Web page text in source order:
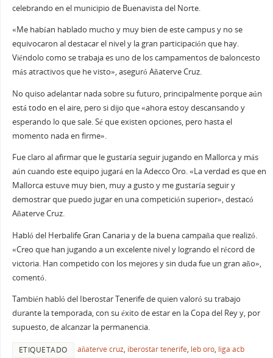
celebrando en el municipio de Buenavista del Norte.
«Me habían hablado mucho y muy bien de este campus y no se
equivocaron al destacar el nivel y la gran participación que hay.
Viéndolo como se trabaja es uno de los campamentos de baloncesto
más atractivos que he visto», aseguró Añaterve Cruz.
No quiso adelantar nada sobre su futuro, principalmente porque aún
está todo en el aire, pero si dijo que «ahora estoy descansando y
esperando lo que sale. Sé que existen opciones, pero hasta el
momento nada en firme».
Fue claro al afirmar que le gustaría seguir jugando en Mallorca y más
aún cuando este equipo jugará en la Adecco Oro. «La verdad es que en
Mallorca estuve muy bien, muy a gusto y me gustaría seguir y
demostrar que puedo jugar en una competición superior», destacó
Añaterve Cruz.
Habló del Herbalife Gran Canaria y de la buena campaña que realizó.
«Creo que han jugando a un excelente nivel y logrando el récord de
victoria. Han competido con los mejores y sin duda fue un gran año»,
comentó.
También habló del Iberostar Tenerife de quien valoró su trabajo
durante la temporada, con su éxito de estar en la Copa del Rey y, por
supuesto, de alcanzar la permanencia.
ETIQUETADO añaterve cruz, iberostar tenerife, leb oro, liga acb